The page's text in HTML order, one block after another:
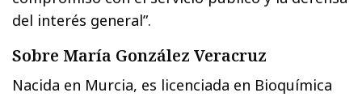
del interés general”.
Sobre María González Veracruz
Nacida en Murcia, es licenciada en Bioquímica